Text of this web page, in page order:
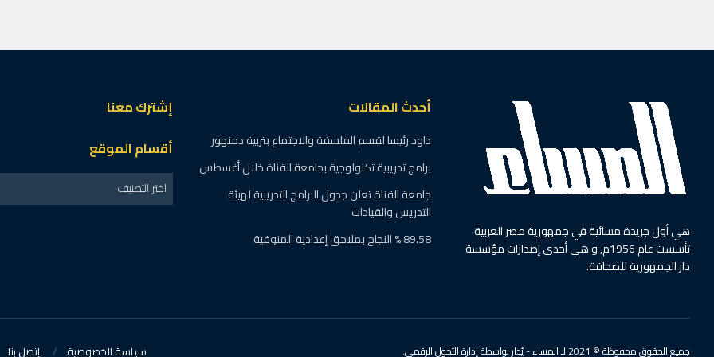
هي أول جريدة مسائية في جمهورية مصر العربية
تأسست عام 1956م, و هي أحدى إصدارات مؤسسة
دار الجمهورية للصحافة.
أحدث المقالات
داود رئيسا لقسم الفلسفة والاجتماع بتربية دمنهور
برامج تدريبية تكنولوجية بجامعة القناة خلال أغسطس
جامعة القناة تعلن جدول البرامج التدريبية لهيئة
التدريس والقيادات
89.58 % النجاح بملاحق إعدادية المنوفية
إشترك معنا
أقسام الموقع
اختر التصنيف
سياسة الخصوصية إتصل بنا جميع الحقوق محفوظة © 2021 لـ المساء - يُدار بواسطة إدارة التحول الرقمي.